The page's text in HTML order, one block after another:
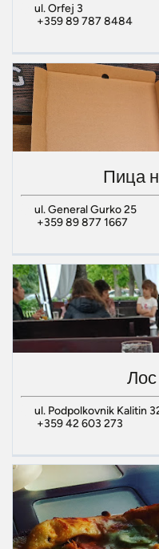
ul. Orfej 3
+359 89 787 8484
Пица
ul. General Gurko 25
+359 89 877 1667
ul. Podpolkovnik Kalitin
+359 42 603 273